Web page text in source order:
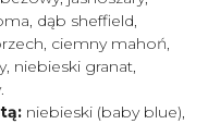
dąb sheffield,
ciemny mahoń,
niebieski granat,
niebieski (baby blue),